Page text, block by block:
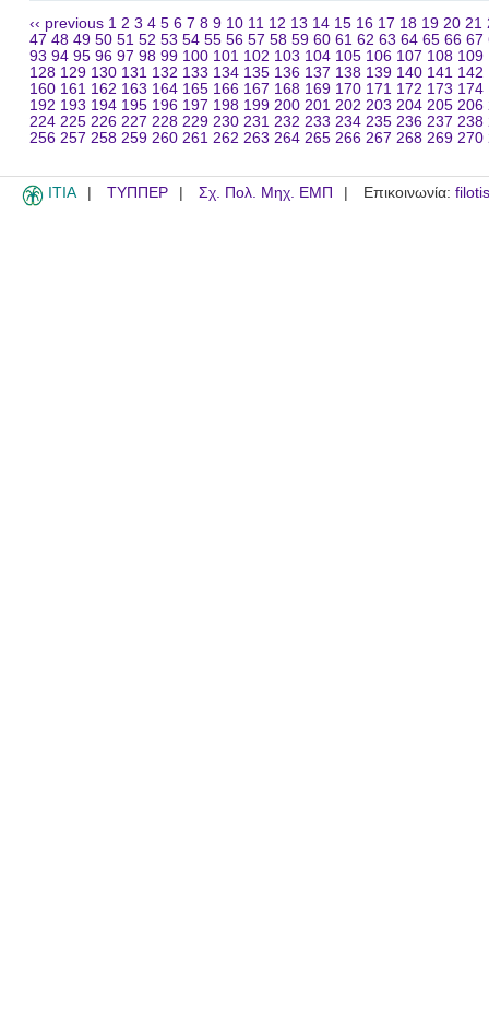
‹‹ previous 1 2 3 4 5 6 7 8 9 10 11 12 13 14 15 16 17 18 19 20 21
47 48 49 50 51 52 53 54 55 56 57 58 59 60 61 62 63 64 65 66 67
93 94 95 96 97 98 99 100 101 102 103 104 105 106 107 108 109
128 129 130 131 132 133 134 135 136 137 138 139 140 141 142
160 161 162 163 164 165 166 167 168 169 170 171 172 173 174
192 193 194 195 196 197 198 199 200 201 202 203 204 205 206
224 225 226 227 228 229 230 231 232 233 234 235 236 237 238
256 257 258 259 260 261 262 263 264 265 266 267 268 269 270
ITIA ΤΥΠΠΕΡ Σχ. Πολ. Μηχ. ΕΜΠ Επικοινωνία: